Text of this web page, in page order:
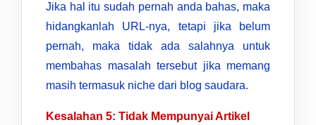
Jika hal itu sudah pernah anda bahas, maka
hidangkanlah URL-nya, tetapi jika belum
pernah, maka tidak ada salahnya untuk
membahas masalah tersebut jika memang
masih termasuk niche dari blog saudara.
Kesalahan 5: Tidak Mempunyai Artikel